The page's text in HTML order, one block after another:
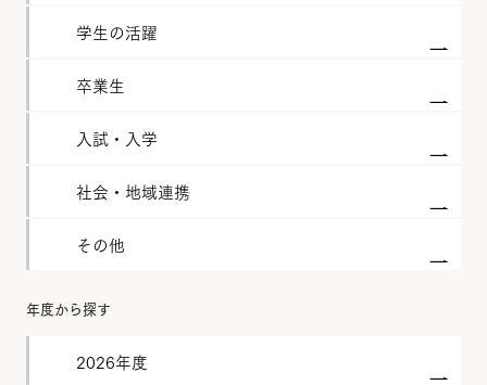
学生の活躍
卒業生
入試・入学
社会・地域連携
その他
年度から探す
2026年度